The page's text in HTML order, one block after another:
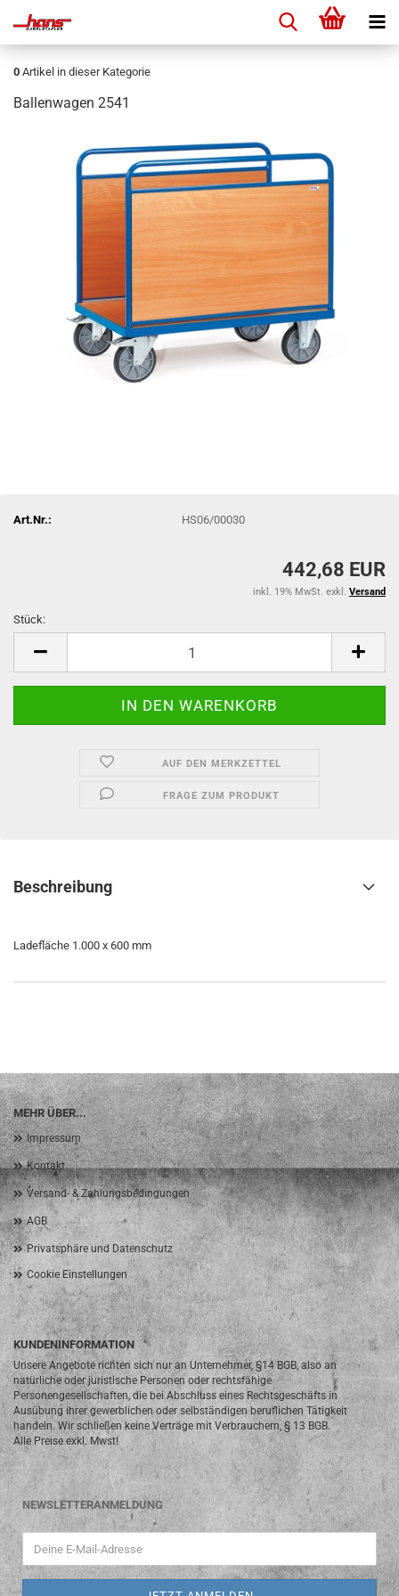
0 Artikel in dieser Kategorie
Ballenwagen 2541
Art.Nr.: HS06/00030
442,68 EUR
inkl. 19% MwSt. exkl. Versand
Stück:
AUF DEN MERKZETTEL
FRAGE ZUM PRODUKT
Beschreibung
Ladefläche 1.000 x 600 mm
MEHR ÜBER...
Impressum
Kontakt
Versand- & Zahlungsbedingungen
AGB
Privatsphäre und Datenschutz
Cookie Einstellungen
KUNDENINFORMATION
Unsere Angebote richten sich nur an Unternehmer, §14 BGB, also an
natürliche oder juristische Personen oder rechtsfähige
Personengesellschaften, die bei Abschluss eines Rechtsgeschäfts in
Ausübung ihrer gewerblichen oder selbständigen beruflichen Tätigkeit
handeln. Wir schließen keine Verträge mit Verbrauchern, § 13 BGB.
Alle Preise exkl. Mwst!
NEWSLETTERANMELDUNG